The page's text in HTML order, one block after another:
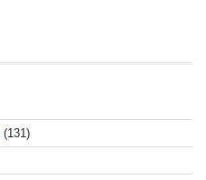
(131)